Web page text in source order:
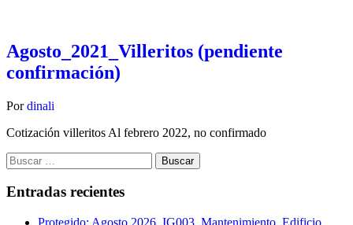
Agosto_2021_Villeritos (pendiente
confirmación)
Por dinali
Cotización villeritos Al febrero 2022, no confirmado
Buscar:
Entradas recientes